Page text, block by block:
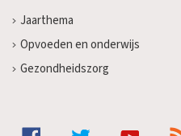
Jaarthema
Opvoeden en onderwijs
Gezondheidszorg